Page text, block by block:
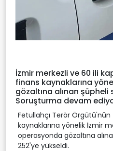
İzmir merkezli ve 60 ili
finans kaynaklarına
gözaltına alınan şüpheli
Soruşturma devam
Fetullahçı Terör Örgütü'nün
kaynaklarına yönelik İzmir
operasyonda gözaltına
252'ye yükseldi.